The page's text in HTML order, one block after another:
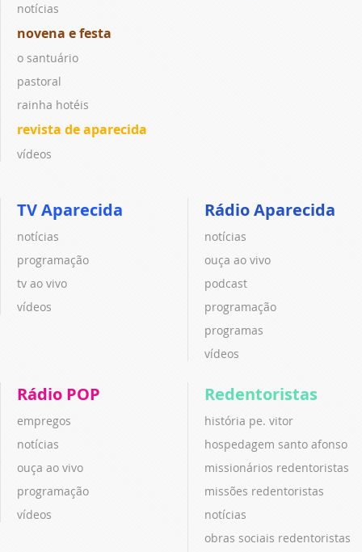
notícias
novena e festa
o santuário
pastoral
rainha hotéis
revista de aparecida
vídeos
TV Aparecida
notícias
programação
tv ao vivo
vídeos
Rádio Aparecida
notícias
ouça ao vivo
podcast
programação
programas
vídeos
Rádio POP
empregos
notícias
ouça ao vivo
programação
vídeos
Redentoristas
história pe. vitor
hospedagem santo afonso
missionários redentoristas
missões redentoristas
notícias
obras sociais redentoristas